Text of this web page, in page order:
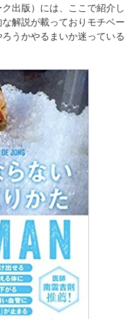
出版）には、ここで紹介し
解説が載っておりモチベー
うかやるまいか迷っている